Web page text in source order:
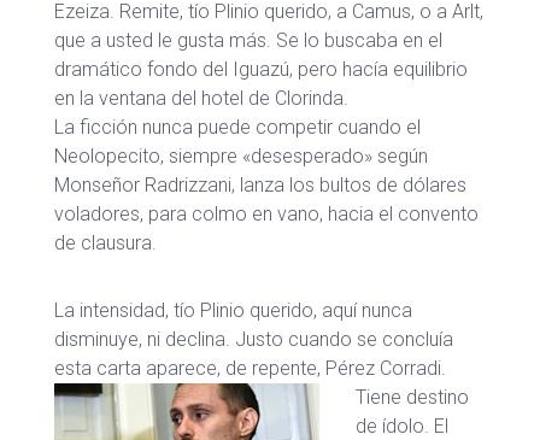
Ezeiza. Remite, tío Plinio querido, a Camus, o a Arlt,
que a usted le gusta más. Se lo buscaba en el
dramático fondo del Iguazú, pero hacía equilibrio
en la ventana del hotel de Clorinda.
La ficción nunca puede competir cuando el
Neolopecito, siempre «desesperado» según
Monseñor Radrizzani, lanza los bultos de dólares
voladores, para colmo en vano, hacia el convento
de clausura.
La intensidad, tío Plinio querido, aquí nunca
disminuye, ni declina. Justo cuando se concluía
esta carta aparece, de repente, Pérez Corradi.
Tiene destino
de ídolo. El